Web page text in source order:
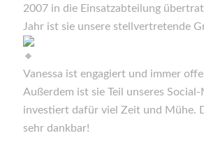
2007 in die Einsatzabteilung
Jahr ist sie unsere stellvertretende
Vanessa ist engagiert und immer
Außerdem ist sie Teil unseres Social-
investiert dafür viel Zeit und Mühe.
sehr dankbar!